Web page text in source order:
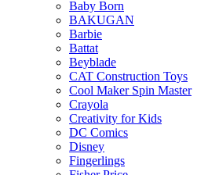
Baby Born
BAKUGAN
Barbie
Battat
Beyblade
CAT Construction Toys
Cool Maker Spin Master
Crayola
Creativity for Kids
DC Comics
Disney
Fingerlings